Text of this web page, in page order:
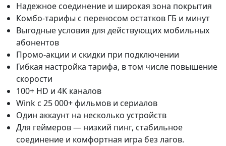
Надежное соединение и широкая зона покрытия
Комбо-тарифы с переносом остатков ГБ и минут
Выгодные условия для действующих мобильных
абонентов
Промо-акции и скидки при подключении
Гибкая настройка тарифа, в том числе повышение
скорости
100+ HD и 4K каналов
Wink с 25 000+ фильмов и сериалов
Один аккаунт на несколько устройств
Для геймеров — низкий пинг, стабильное
соединение и комфортная игра без лагов.